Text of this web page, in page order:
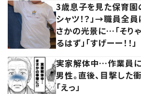
3歳息子を見た保育園
シャツ！？」→職員全
さかの光景に…「そり
るはず」「すげーー！！」
実家解体中…作業員
男性。直後、目撃し
「えっ」